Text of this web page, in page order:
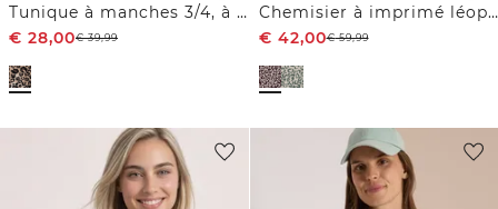
Tunique à manches 3/4, à col fendu et imprimé
€ 28,00€39,99
Chemisier à imprimé léopard en lin mélangé
€ 42,00€59,99